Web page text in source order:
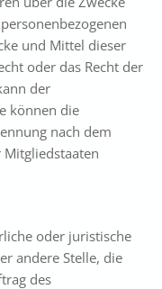
und Mittel dieser
oder das Recht der
der
können die
nach dem
oder juristische
andere Stelle, die
des